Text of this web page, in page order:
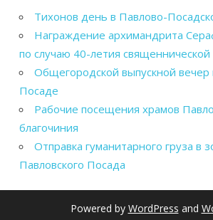
Тихонов день в Павлово-
Награждение архимандрита
по случаю 40-летия
Общегородской выпускной вечер
Посаде
Рабочие посещения храмов
благочиния
Отправка гуманитарного груза в
Павловского Посада
Powered by WordPress and